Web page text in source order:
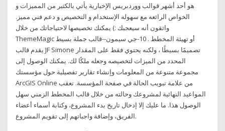
هو أحد أشهر قوالب ووردبريس الإخبارية يأتي بالكثير من المميزات و
الخواص الرائعه مع سهوله الإستخدام و التخصيص و دعم فني مميز.
واثقون أنه سيعجبك :) يمكنك تخصيصها لاحتياجاتك من خلال
ThemeMagic أو تهيئة المخطط . 10-جي سيمون--قالب جملة بسيط
يقدم قالب JF Simone تصميمًا بسيطًا ، ولكنه يحتوي فقط على المقدار
المحدد من الميزات لتخصيصه وجعله ملكًا لك. يمكنك الوصول إلى
مجموعة متنوعة من المعلومات وإنشاء تقارير تفصيلية حول مؤسستك
ArcGIS Online من علامة تبويب الحالة في صفحة المؤسسة. تعقب
المواعيد النهائية لمشروعك وحالته من خلال قالب المخطط الزمني سهل
الوصول هذا. ما عليك إلا إدخال تاريخ بدء المشروع، وكتابة أسماء أعضاء
الفريق، وإضافة واجباتهم إلى تقويم المشروع.